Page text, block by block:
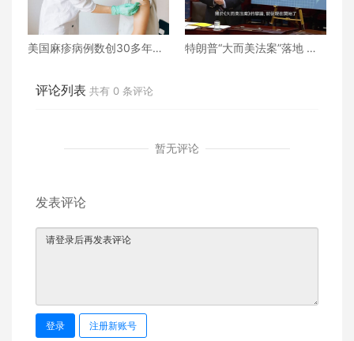
美国麻疹病例数创30多年来
特朗普“大而美法案”落地 誰
评论列表 共有 0 条评论
暂无评论
发表评论
登录 注册新账号